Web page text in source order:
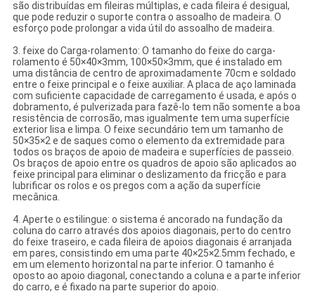
são distribuídas em fileiras múltiplas, e cada fileira é desigual,
que pode reduzir o suporte contra o assoalho de madeira. O
esforço pode prolongar a vida útil do assoalho de madeira.
3. feixe do Carga-rolamento: O tamanho do feixe do carga-
rolamento é 50×40×3mm, 100×50×3mm, que é instalado em
uma distância de centro de aproximadamente 70cm e soldado
entre o feixe principal e o feixe auxiliar. A placa de aço laminada
com suficiente capacidade de carregamento é usada, e após o
dobramento, é pulverizada para fazê-lo tem não somente a boa
resistência de corrosão, mas igualmente tem uma superfície
exterior lisa e limpa. O feixe secundário tem um tamanho de
50×35×2 e de saques como o elemento da extremidade para
todos os braços de apoio de madeira e superfícies de passeio.
Os braços de apoio entre os quadros de apoio são aplicados ao
feixe principal para eliminar o deslizamento da fricção e para
lubrificar os rolos e os pregos com a ação da superfície
mecânica.
4. Aperte o estilingue: o sistema é ancorado na fundação da
coluna do carro através dos apoios diagonais, perto do centro
do feixe traseiro, e cada fileira de apoios diagonais é arranjada
em pares, consistindo em uma parte 40×25×2.5mm fechado, e
em um elemento horizontal na parte inferior. O tamanho é
oposto ao apoio diagonal, conectando a coluna e a parte inferior
do carro, e é fixado na parte superior do apoio.